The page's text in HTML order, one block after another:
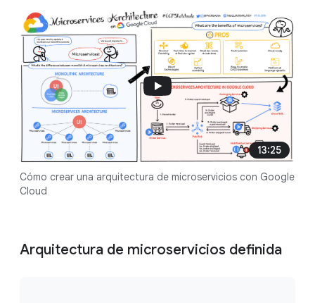
13:25
Cómo crear una arquitectura de microservicios con Google
Cloud
Arquitectura de microservicios definida